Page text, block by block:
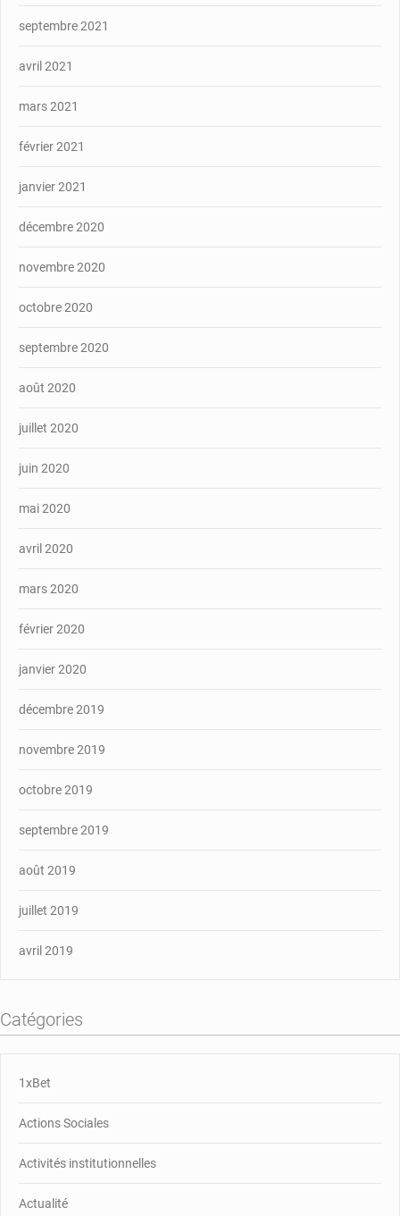
septembre 2021
avril 2021
mars 2021
février 2021
janvier 2021
décembre 2020
novembre 2020
octobre 2020
septembre 2020
août 2020
juillet 2020
juin 2020
mai 2020
avril 2020
mars 2020
février 2020
janvier 2020
décembre 2019
novembre 2019
octobre 2019
septembre 2019
août 2019
juillet 2019
avril 2019
Catégories
1xBet
Actions Sociales
Activités institutionnelles
Actualité